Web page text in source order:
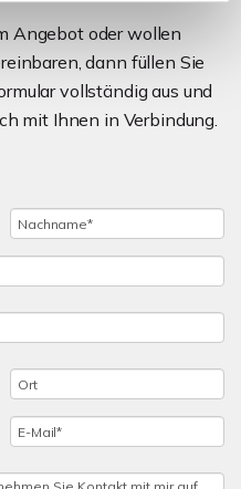
Angebot oder wollen
dann füllen Sie
vollständig aus und
mit Ihnen in Verbindung.